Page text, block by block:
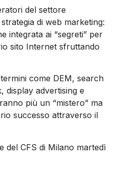
del settore
di web marketing:
integrata ai “segreti” per
sito Internet sfruttando
come DEM, search
display advertising e
più un “mistero” ma
successo attraverso il
del CFS di Milano martedì